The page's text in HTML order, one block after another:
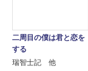
二周目の僕は君と恋を
する
瑞智士記 他